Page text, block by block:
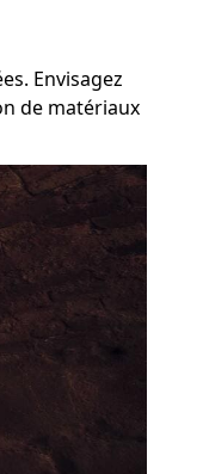
Envisagez
de matériaux